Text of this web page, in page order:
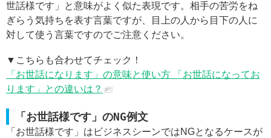
世話様です」と意味がよく似た表現です。相手の苦労をね
ぎらう気持ちを表す言葉ですが、目上の人から目下の人に
対して使う言葉ですのでご注意ください。
▼こちらも合わせてチェック！
「お世話になります」の意味と使い方 「お世話になってお
ります」との違いは？
「お世話様です」のNG例文
「お世話様です」はビジネスシーンではNGとなるケースが